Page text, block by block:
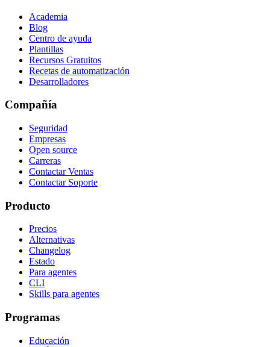
Academia
Blog
Centro de ayuda
Plantillas
Recursos Gratuitos
Recetas de automatización
Desarrolladores
Compañía
Seguridad
Empresas
Open source
Carreras
Contactar Ventas
Contactar Soporte
Producto
Precios
Alternativas
Changelog
Estado
Para agentes
CLI
Skills para agentes
Programas
Educación